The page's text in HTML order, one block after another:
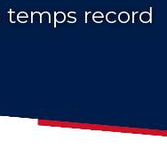
temps record